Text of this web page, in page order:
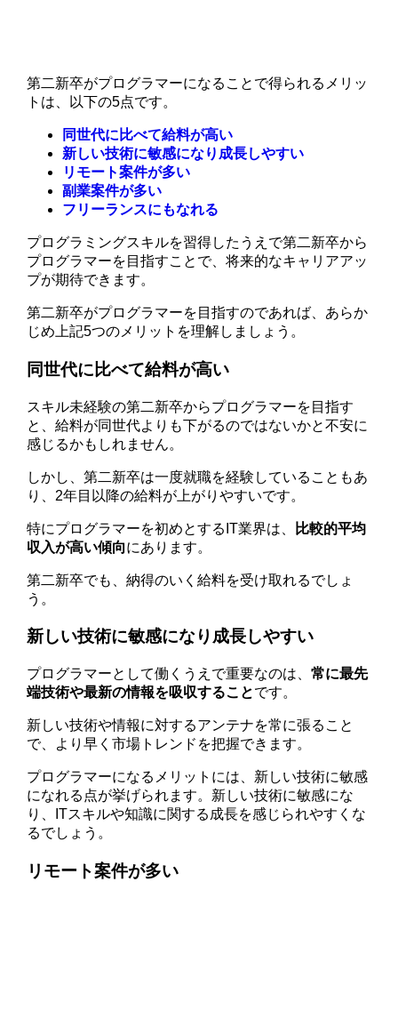
第二新卒がプログラマーになることで得られるメリッ
トは、以下の5点です。
同世代に比べて給料が高い
新しい技術に敏感になり成長しやすい
リモート案件が多い
副業案件が多い
フリーランスにもなれる
プログラミングスキルを習得したうえで第二新卒から
プログラマーを目指すことで、将来的なキャリアアッ
プが期待できます。
第二新卒がプログラマーを目指すのであれば、あらか
じめ上記5つのメリットを理解しましょう。
同世代に比べて給料が高い
スキル未経験の第二新卒からプログラマーを目指す
と、給料が同世代よりも下がるのではないかと不安に
感じるかもしれません。
しかし、第二新卒は一度就職を経験していることもあ
り、2年目以降の給料が上がりやすいです。
特にプログラマーを初めとするIT業界は、
比較的平均
収入が高い傾向にあります。
第二新卒でも、納得のいく給料を受け取れるでしょ
う。
新しい技術に敏感になり成長しやすい
プログラマーとして働くうえで重要なのは、常に最先
端技術や最新の情報を吸収することです。
新しい技術や情報に対するアンテナを常に張ること
で、より早く市場トレンドを把握できます。
プログラマーになるメリットには、新しい技術に敏感
になれる点が挙げられます。新しい技術に敏感にな
り、ITスキルや知識に関する成長を感じられやすくな
るでしょう。
リモート案件が多い